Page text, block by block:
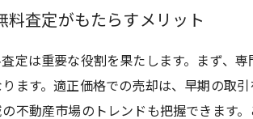
料査定がもたらすメリット
定は重要な役割を果たします。まず、
ます。適正価格での売却は、早期の取
不動産市場のトレンドも把握できます